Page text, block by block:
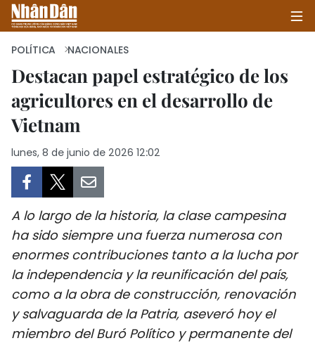
INICIO
SALUD - MEDIO AMBIENTE
CULTURA - ENTRETENIMIENTO
INTERNACIONAL
DEPORTES
POLÍTICA NACIONALES
Destacan papel estratégico de los
agricultores en el desarrollo de
Vietnam
lunes, 8 de junio de 2026 12:02
A lo largo de la historia, la clase campesina
ha sido siempre una fuerza numerosa con
enormes contribuciones tanto a la lucha por
la independencia y la reunificación del país,
como a la obra de construcción, renovación
y salvaguarda de la Patria, aseveró hoy el
miembro del Buró Político y permanente del